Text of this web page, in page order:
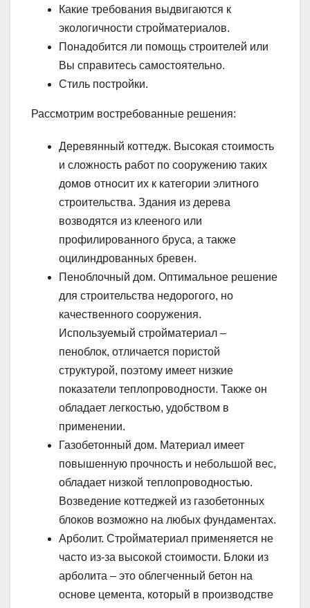
Какие требования выдвигаются к
экологичности стройматериалов.
Понадобится ли помощь строителей или
Вы справитесь самостоятельно.
Стиль постройки.
Рассмотрим востребованные решения:
Деревянный коттедж. Высокая стоимость
и сложность работ по сооружению таких
домов относит их к категории элитного
строительства. Здания из дерева
возводятся из клееного или
профилированного бруса, а также
оцилиндрованных бревен.
Пеноблочный дом. Оптимальное решение
для строительства недорогого, но
качественного сооружения.
Используемый стройматериал –
пеноблок, отличается пористой
структурой, поэтому имеет низкие
показатели теплопроводности. Также он
обладает легкостью, удобством в
применении.
Газобетонный дом. Материал имеет
повышенную прочность и небольшой вес,
обладает низкой теплопроводностью.
Возведение коттеджей из газобетонных
блоков возможно на любых фундаментах.
Арболит. Стройматериал применяется не
часто из-за высокой стоимости. Блоки из
арболита – это облегченный бетон на
основе цемента, который в производстве